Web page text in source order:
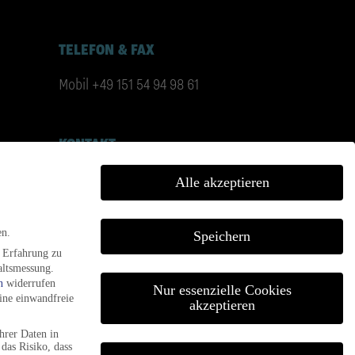
TELEFON & FAX
Mobil +49 151 54 94 98 61
KONTAKT
info@jazzfestival-goettingen.de
Erfahrung zu
widerrufen
einwandfreie
Daten in
Risiko, dass
Alle akzeptieren
Speichern
Nur essenzielle Cookies
akzeptieren